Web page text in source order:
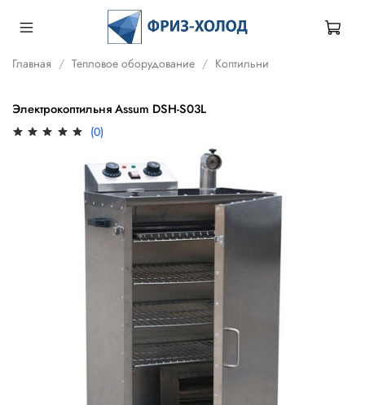
Главная Тепловое оборудование Коптильни
Электрокоптильня Assum DSH-S03L
(0)